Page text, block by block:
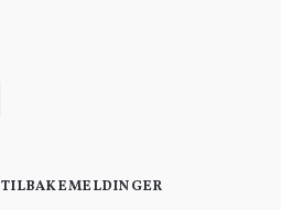
TILBAKEMELDINGER